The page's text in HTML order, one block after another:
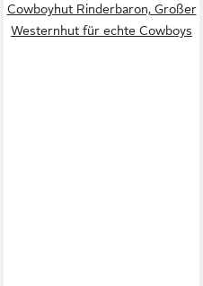
Cowboyhut Rinderbaron, Großer
Westernhut für echte Cowboys